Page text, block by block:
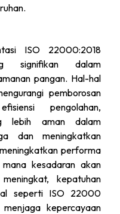
ISO 22000:2018
signifikan dalam
pangan. Hal-hal
pemborosan
pengolahan,
lebih aman dalam
dan meningkatkan
performa
kesadaran akan
kepatuhan
seperti ISO 22000
kepercayaan